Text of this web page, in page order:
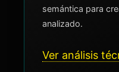
semántica para
analizado.
Ver análisis